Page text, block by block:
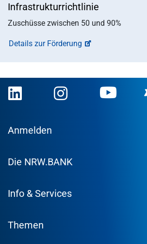
Infrastrukturrichtlinie
Zuschüsse zwischen 50 und 90%
Details zur Förderung
Anmelden
Kundenportal
Die NRW.BANK
Presse
Research
Info & Services
Produktsuche
Themen